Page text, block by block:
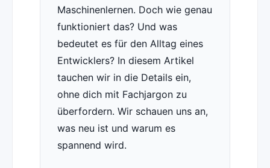
Maschinenlernen. Doch wie genau
funktioniert das? Und was
bedeutet es für den Alltag eines
Entwicklers? In diesem Artikel
tauchen wir in die Details ein,
ohne dich mit Fachjargon zu
überfordern. Wir schauen uns an,
was neu ist und warum es
spannend wird.